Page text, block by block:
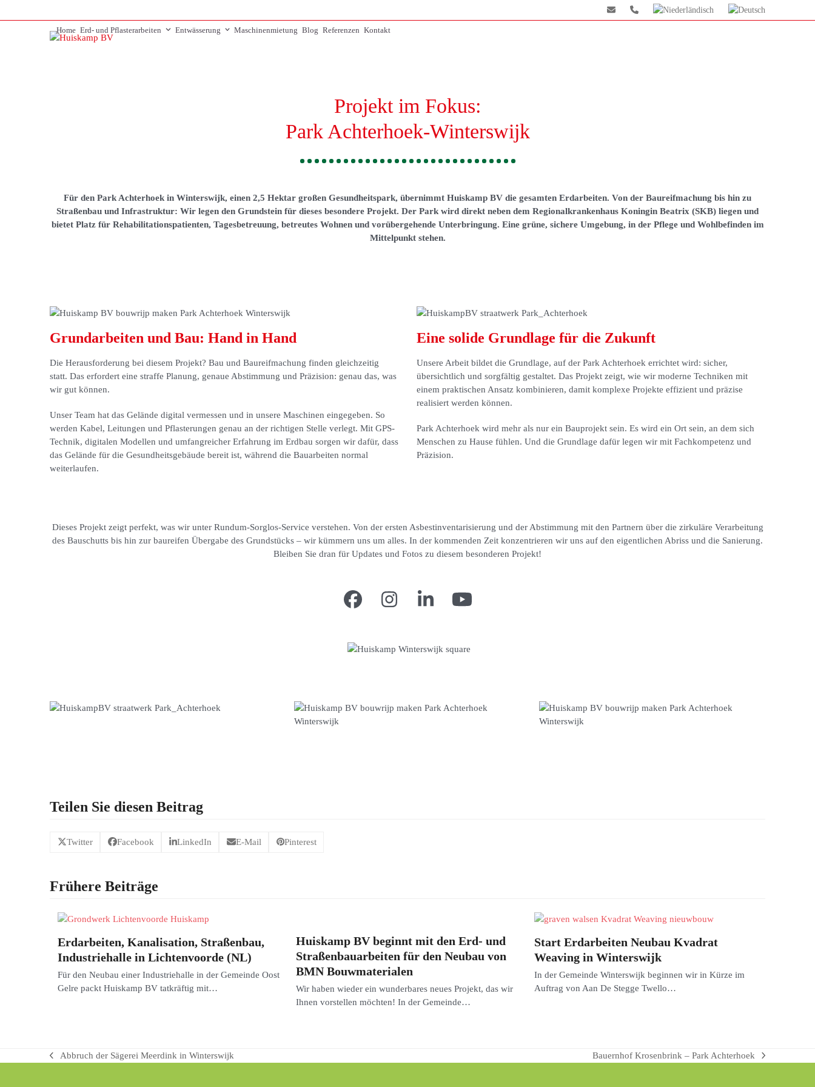
to
Home Erd- und Pflasterarbeiten Entwässerung Maschinenmietung Blog Referenzen Kontakt
Projekt im Fokus:
Park Achterhoek-Winterswijk
Für den Park Achterhoek in Winterswijk, einen 2,5 Hektar großen Gesundheitspark, übernimmt Huiskamp BV die gesamten Erdarbeiten. Von der Baureifmachung bis hin zu
Straßenbau und Infrastruktur: Wir legen den Grundstein für dieses besondere Projekt. Der Park wird direkt neben dem Regionalkrankenhaus Koningin Beatrix (SKB) liegen und
bietet Platz für Rehabilitationspatienten, Tagesbetreuung, betreutes Wohnen und vorübergehende Unterbringung. Eine grüne, sichere Umgebung, in der Pflege und Wohlbefinden im
Mittelpunkt stehen.
Grundarbeiten und Bau: Hand in Hand
Die Herausforderung bei diesem Projekt? Bau und Baureifmachung finden gleichzeitig
statt. Das erfordert eine straffe Planung, genaue Abstimmung und Präzision: genau das, was
wir gut können.
Unser Team hat das Gelände digital vermessen und in unsere Maschinen eingegeben. So
werden Kabel, Leitungen und Pflasterungen genau an der richtigen Stelle verlegt. Mit GPS-
Technik, digitalen Modellen und umfangreicher Erfahrung im Erdbau sorgen wir dafür, dass
das Gelände für die Gesundheitsgebäude bereit ist, während die Bauarbeiten normal
weiterlaufen.
Eine solide Grundlage für die Zukunft
Unsere Arbeit bildet die Grundlage, auf der Park Achterhoek errichtet wird: sicher,
übersichtlich und sorgfältig gestaltet. Das Projekt zeigt, wie wir moderne Techniken mit
einem praktischen Ansatz kombinieren, damit komplexe Projekte effizient und präzise
realisiert werden können.
Park Achterhoek wird mehr als nur ein Bauprojekt sein. Es wird ein Ort sein, an dem sich
Menschen zu Hause fühlen. Und die Grundlage dafür legen wir mit Fachkompetenz und
Präzision.
Dieses Projekt zeigt perfekt, was wir unter Rundum-Sorglos-Service verstehen. Von der ersten Asbestinventarisierung und der Abstimmung mit den Partnern über die zirkuläre Verarbeitung
des Bauschutts bis hin zur baureifen Übergabe des Grundstücks – wir kümmern uns um alles. In der kommenden Zeit konzentrieren wir uns auf den eigentlichen Abriss und die Sanierung.
Bleiben Sie dran für Updates und Fotos zu diesem besonderen Projekt!
FacebookInstagram
LinkedInYouTube
Teilen Sie diesen Beitrag
Twitter Facebook LinkedIn E-Mail Pinterest
Frühere Beiträge
Erdarbeiten, Kanalisation, Straßenbau,
Industriehalle in Lichtenvoorde (NL)
Für den Neubau einer Industriehalle in der Gemeinde Oost
Gelre packt Huiskamp BV tatkräftig mit…
Huiskamp BV beginnt mit den Erd- und
Straßenbauarbeiten für den Neubau von
BMN Bouwmaterialen
Wir haben wieder ein wunderbares neues Projekt, das wir
Ihnen vorstellen möchten! In der Gemeinde…
Start Erdarbeiten Neubau Kvadrat
Weaving in Winterswijk
In der Gemeinde Winterswijk beginnen wir in Kürze im
Auftrag von Aan De Stegge Twello…
vorheriger
Abbruch der Sägerei Meerdink in Winterswijk
Nächster
Bauernhof Krosenbrink – Park Achterhoek